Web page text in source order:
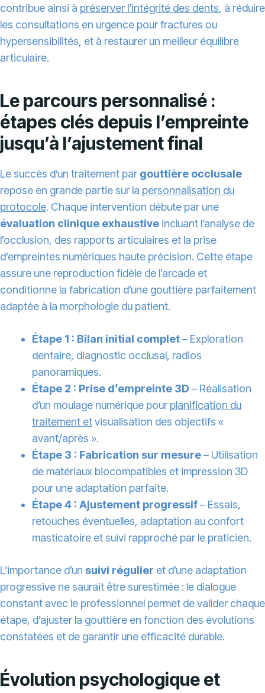
contribue ainsi à préserver l’intégrité des dents, à réduire
les consultations en urgence pour fractures ou
hypersensibilités, et à restaurer un meilleur équilibre
articulaire.
Le parcours personnalisé :
étapes clés depuis l’empreinte
jusqu’à l’ajustement final
Le succès d’un traitement par gouttière occlusale
repose en grande partie sur la personnalisation du
protocole. Chaque intervention débute par une
évaluation clinique exhaustive incluant l’analyse de
l’occlusion, des rapports articulaires et la prise
d’empreintes numériques haute précision. Cette étape
assure une reproduction fidèle de l’arcade et
conditionne la fabrication d’une gouttière parfaitement
adaptée à la morphologie du patient.
Étape 1 : Bilan initial complet– Exploration
dentaire, diagnostic occlusal, radios
panoramiques.
Étape 2 : Prise d’empreinte 3D – Réalisation
d’un moulage numérique pour planification du
traitement etvisualisation des objectifs «
avant/après ».
Étape 3 : Fabrication sur mesure– Utilisation
de matériaux biocompatibles et impression 3D
pour une adaptation parfaite.
Étape 4 : Ajustement progressif– Essais,
retouches éventuelles, adaptation au confort
masticatoire et suivi rapproché par le praticien.
L’importance d’un suivi régulier et d’une adaptation
progressive ne saurait être surestimée : le dialogue
constant avec le professionnel permet de valider chaque
étape, d’ajuster la gouttière en fonction des évolutions
constatées et de garantir une efficacité durable.
Évolution psychologique et